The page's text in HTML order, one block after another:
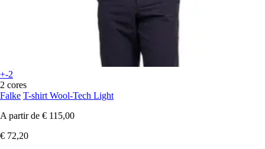
+-2
2 cores
Falke T-shirt Wool-Tech Light
A partir de € 115,00
€ 72,20